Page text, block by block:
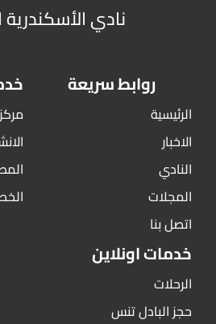
نادي الأسكندرية
روابط سريعة
الرئيسية
الاخبار
النادي
المجلات
اتصل بنا
خدمات اونلاين
الرحلات
حجز البادل تنس